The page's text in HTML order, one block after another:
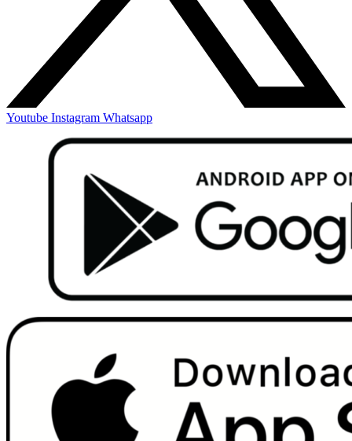
Youtube Instagram Whatsapp